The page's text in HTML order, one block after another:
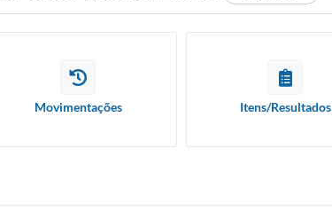
Movimentações Itens/Resultados